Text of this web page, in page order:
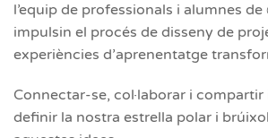
l’equip de professionals i alumnes de
impulsin el procés de disseny de
experiències d’aprenentatge
Connectar-se, col·laborar i
definir la nostra estrella polar i